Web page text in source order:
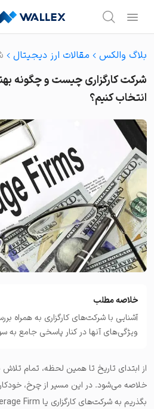
content
بلاگ والکس مقالات ارز دیجیتال
شرکت کارگزاری چیست و چگونه
انتخاب کنیم؟
خلاصه مطلب
آشنایی با شرکت‌های کارگزاری به همراه
ویژگی‌های آنها در کنار پاسخی جامع به
از ابتدای تاریخ تا همین لحظه، تمام
خلاصه می‌شود. در این مسیر از چرخ،